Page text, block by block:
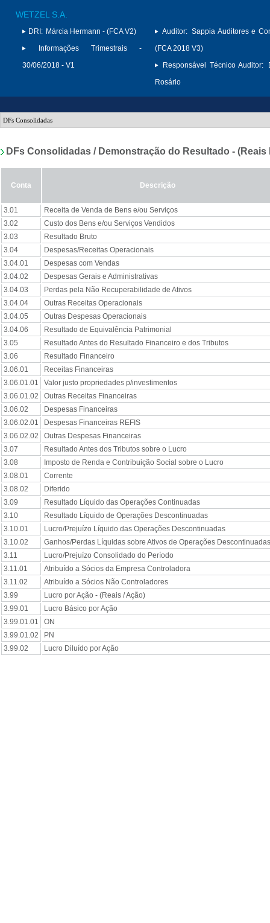
WETZEL S.A.
DRI: Márcia Hermann - (FCA V2)
Informações Trimestrais -
30/06/2018 - V1
Auditor: Sappia Auditores e
(FCA 2018 V3)
Responsável Técnico Auditor:
Rosário